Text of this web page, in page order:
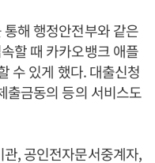
해 행정안전부와 같은
할 때 카카오뱅크 애플
수 있게 했다. 대출신청
출금동의 등의 서비스도
, 공인전자문서중계자,